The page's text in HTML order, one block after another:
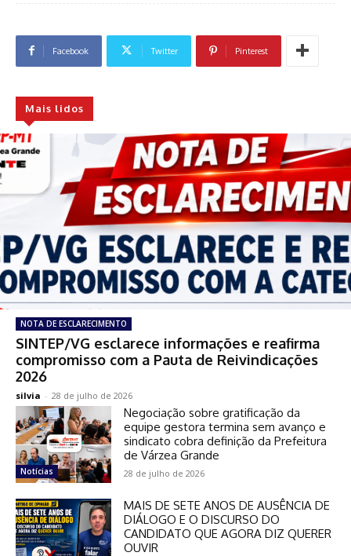
Facebook Twitter Pinterest
Mais lidos
NOTA DE ESCLARECIMENTO
SINTEP/VG esclarece informações e reafirma
compromisso com a Pauta de Reivindicações
2026
silvia - 28 de julho de 2026
Notícias
Negociação sobre gratificação da
equipe gestora termina sem avanço e
sindicato cobra definição da Prefeitura
de Várzea Grande
28 de julho de 2026
MAIS DE SETE ANOS DE AUSÊNCIA DE
DIÁLOGO E O DISCURSO DO
CANDIDATO QUE AGORA DIZ QUERER
OUVIR